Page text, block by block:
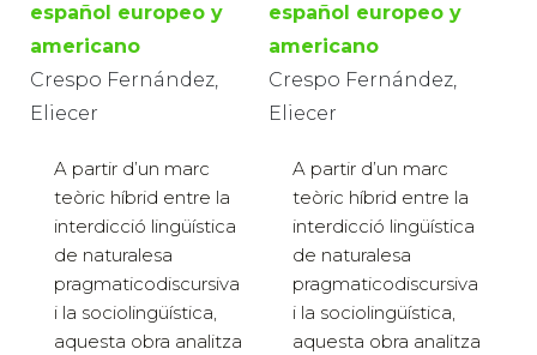
español europeo y
americano
Crespo Fernández,
Eliecer
A partir d’un marc
teòric híbrid entre la
interdicció lingüística
de naturalesa
pragmaticodiscursiva
i la sociolingüística,
aquesta obra analitza
español europeo y
americano
Crespo Fernández,
Eliecer
A partir d’un marc
teòric híbrid entre la
interdicció lingüística
de naturalesa
pragmaticodiscursiva
i la sociolingüística,
aquesta obra analitza